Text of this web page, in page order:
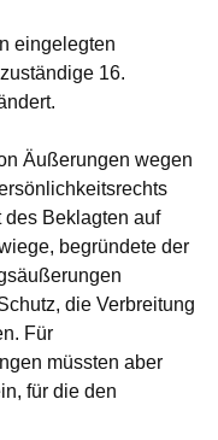
eingelegten
16.
Äußerungen wegen
Beklagten auf
begründete der
die Verbreitung
Für
müssten aber
für die den